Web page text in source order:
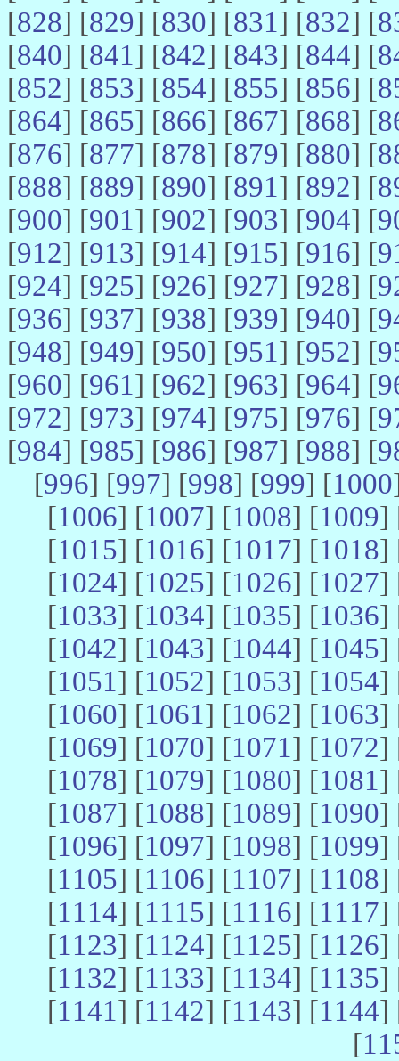
[828] [829] [830] [831] [832] [
[840] [841] [842] [843] [844] [
[852] [853] [854] [855] [856] [
[864] [865] [866] [867] [868] [
[876] [877] [878] [879] [880] [
[888] [889] [890] [891] [892] [
[900] [901] [902] [903] [904] [
[912] [913] [914] [915] [916] [
[924] [925] [926] [927] [928] [
[936] [937] [938] [939] [940] [
[948] [949] [950] [951] [952] [
[960] [961] [962] [963] [964] [
[972] [973] [974] [975] [976] [
[984] [985] [986] [987] [988] [
[996] [997] [998] [999] [1000
[1006] [1007] [1008] [1009]
[1015] [1016] [1017] [1018]
[1024] [1025] [1026] [1027]
[1033] [1034] [1035] [1036]
[1042] [1043] [1044] [1045]
[1051] [1052] [1053] [1054]
[1060] [1061] [1062] [1063]
[1069] [1070] [1071] [1072]
[1078] [1079] [1080] [1081]
[1087] [1088] [1089] [1090]
[1096] [1097] [1098] [1099]
[1105] [1106] [1107] [1108]
[1114] [1115] [1116] [1117]
[1123] [1124] [1125] [1126]
[1132] [1133] [1134] [1135]
[1141] [1142] [1143] [1144]
[